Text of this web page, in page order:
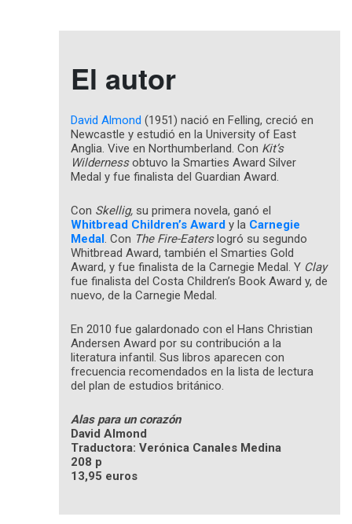
El autor
David Almond (1951) nació en Felling, creció en
Newcastle y estudió en la University of East
Anglia. Vive en Northumberland. Con Kit’s
Wildernessobtuvo la Smarties Award Silver
Medal y fue finalista del Guardian Award.
Con Skellig, su primera novela, ganó el
Whitbread Children’s Award y la Carnegie
Medal. Con The Fire-Eaterslogró su segundo
Whitbread Award, también el Smarties Gold
Award, y fue finalista de la Carnegie Medal. Y Clay
fue finalista del Costa Children’s Book Award y, de
nuevo, de la Carnegie Medal.
En 2010 fue galardonado con el Hans Christian
Andersen Award por su contribución a la
literatura infantil. Sus libros aparecen con
frecuencia recomendados en la lista de lectura
del plan de estudios británico.
Alas para un corazón
David Almond
Traductora: Verónica Canales Medina
208 p
13,95 euros